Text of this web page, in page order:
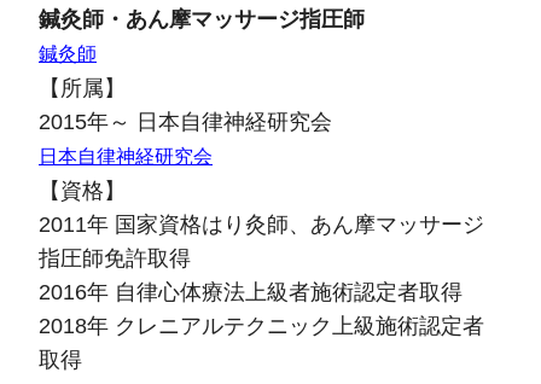
鍼灸師・あん摩マッサージ指圧師
鍼灸師
【所属】
2015年～ 日本自律神経研究会
日本自律神経研究会
【資格】
2011年 国家資格はり灸師、あん摩マッサージ
指圧師免許取得
2016年 自律心体療法上級者施術認定者取得
2018年 クレニアルテクニック上級施術認定者
取得